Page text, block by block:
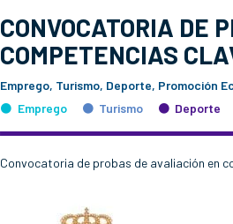
CONVOCATORIA DE
COMPETENCIAS
Emprego, Turismo, Deporte, Promoción
Emprego
Turismo Deporte
Convocatoria de probas de avaliación en